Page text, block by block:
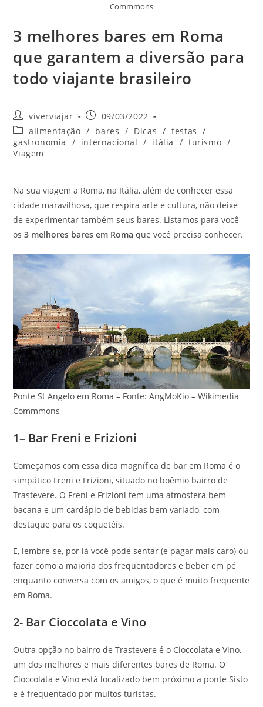
Commmons
3 melhores bares em Roma
que garantem a diversão para
todo viajante brasileiro
Autor
do
post:
viverviajar
Post
publicado:
09/03/2022
Categoria
do
post:
alimentação / bares / Dicas / festas /
gastronomia
/ internacional / itália / turismo /
Viagem
Na sua viagem a Roma, na Itália, além de conhecer essa
cidade maravilhosa, que respira arte e cultura, não deixe
de experimentar também seus bares. Listamos para você
os3 melhores bares em Roma que você precisa conhecer.
Ponte St Angelo em Roma – Fonte: AngMoKio – Wikimedia
Commmons
1– Bar Freni e Frizioni
Começamos com essa dica magnífica de bar em Roma é o
simpático Freni e Frizioni, situado no boêmio bairro de
Trastevere. O Freni e Frizioni tem uma atmosfera bem
bacana e um cardápio de bebidas bem variado, com
destaque para os coquetéis.
E, lembre-se, por lá você pode sentar (e pagar mais caro) ou
fazer como a maioria dos frequentadores e beber em pé
enquanto conversa com os amigos, o que é muito frequente
em Roma.
2- Bar Cioccolata e Vino
Outra opção no bairro de Trastevere é o Cioccolata e Vino,
um dos melhores e mais diferentes bares de Roma. O
Cioccolata e Vino está localizado bem próximo a ponte Sisto
e é frequentado por muitos turistas.